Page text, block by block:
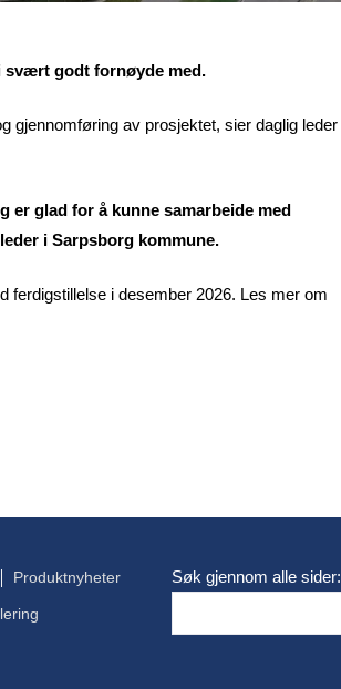
svært godt fornøyde med.
gjennomføring av prosjektet, sier daglig leder
er glad for å kunne samarbeide med
i Sarpsborg kommune.
ferdigstillelse i desember 2026. Les mer om
Produktnyheter Søk gjennom alle sider: